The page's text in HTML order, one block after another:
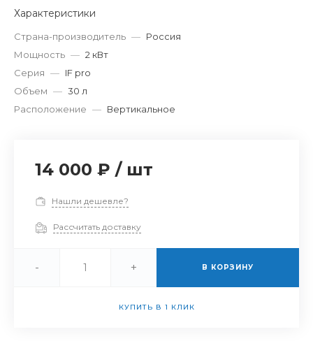
Характеристики
Страна-производитель — Россия
Мощность — 2 кВт
Серия — IF pro
Объем — 30 л
Расположение — Вертикальное
14 000 ₽ / шт
Нашли дешевле?
Рассчитать доставку
- + В КОРЗИНУ
КУПИТЬ В 1 КЛИК